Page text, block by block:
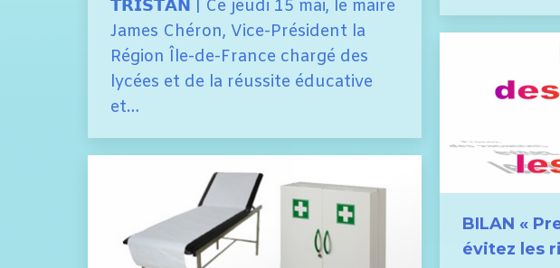
𝗧𝗥𝗜𝗦𝗧𝗔𝗡 | Ce jeudi 15 mai, le maire
James Chéron, Vice-Président la
Région Île-de-France chargé des
lycées et de la réussite éducative
et…
BILAN «
évitez les